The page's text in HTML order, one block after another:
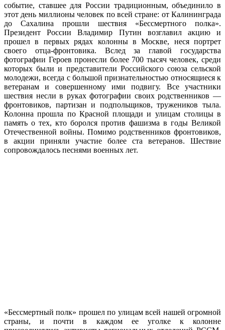
событие, ставшее для России традиционным, объединило в
этот день миллионы человек по всей стране: от Калининграда
до Сахалина прошли шествия «Бессмертного полка».
Президент России Владимир Путин возглавил акцию и
прошел в первых рядах колонны в Москве, неся портрет
своего отца-фронтовика. Вслед за главой государства
фотографии Героев пронесли более 700 тысяч человек, среди
которых были и представители Российского союза сельской
молодежи, всегда с большой признательностью относящиеся к
ветеранам и совершенному ими подвигу. Все участники
шествия несли в руках фотографии своих родственников —
фронтовиков, партизан и подпольщиков, тружеников тыла.
Колонна прошла по Красной площади и улицам столицы в
память о тех, кто боролся против фашизма в годы Великой
Отечественной войны. Помимо родственников фронтовиков,
в акции приняли участие более ста ветеранов. Шествие
сопровождалось песнями военных лет.
«Бессмертный полк» прошел по улицам всей нашей огромной
страны, и почти в каждом ее уголке к колонне